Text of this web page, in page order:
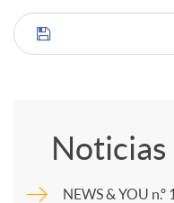
C
Noticias
NEWS & YOU n.º